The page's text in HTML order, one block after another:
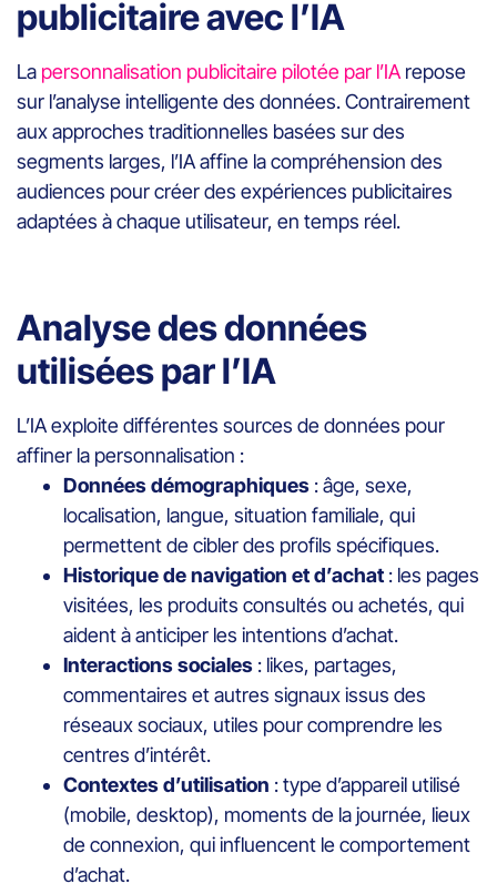
publicitaire avec l’IA
La personnalisation publicitaire pilotée par l’IArepose
sur l’analyse intelligente des données. Contrairement
aux approches traditionnelles basées sur des
segments larges, l’IA affine la compréhension des
audiences pour créer des expériences publicitaires
adaptées à chaque utilisateur, en temps réel.
Analyse des données
utilisées par l’IA
L’IA exploite différentes sources de données pour
affiner la personnalisation :
Données démographiques : âge, sexe,
localisation, langue, situation familiale, qui
permettent de cibler des profils spécifiques.
Historique de navigation et d’achat : les pages
visitées, les produits consultés ou achetés, qui
aident à anticiper les intentions d’achat.
Interactions sociales : likes, partages,
commentaires et autres signaux issus des
réseaux sociaux, utiles pour comprendre les
centres d’intérêt.
Contextes d’utilisation : type d’appareil utilisé
(mobile, desktop), moments de la journée, lieux
de connexion, qui influencent le comportement
d’achat.